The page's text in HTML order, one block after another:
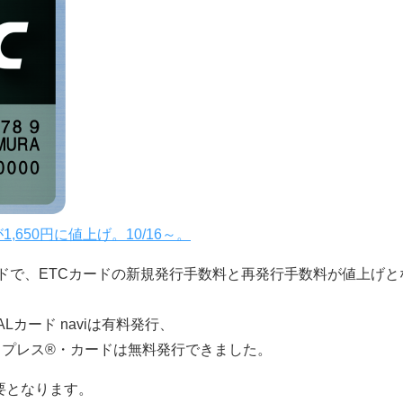
円に値上げ。10/16～。
、ETCカードの新規発行手数料と再発行手数料が値上げと
カード naviは有料発行、
レス®・カードは無料発行できました。
なります。